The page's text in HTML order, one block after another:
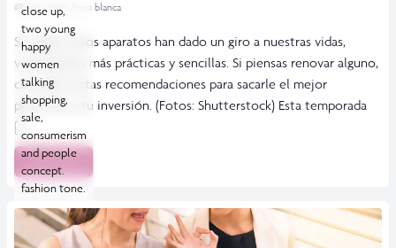
#Renovación línea blanca
Sin duda, estos aparatos han dado un giro a nuestras vidas,
volviéndolas más prácticas y sencillas. Si piensas renovar alguno,
considera estas recomendaciones para sacarle el mejor
provecho a tu inversión. (Fotos: Shutterstock) Esta temporada
[…]
Leer más
close up,
two young
happy
women
talking
shopping,
sale,
consumerism
and people
concept.
fashion tone.